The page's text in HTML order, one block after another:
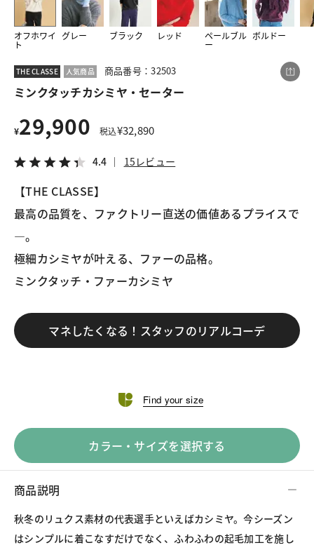
オフホワイ
ト
グレー ブラック レッド ペールブル
ー
ボルドー
THE CLASSE 人気商品 商品番号：32503
ミンクタッチカシミヤ・セーター
¥29,900 税込¥32,890
4.4 15レビュー
【THE CLASSE】
最高の品質を、ファクトリー直送の価値あるプライスで
―。
極細カシミヤが叶える、ファーの品格。
マネしたくなる！スタッフのリアルコーデ
Find your size
カラー・サイズを選択する
商品説明
秋冬のリュクス素材の代表選手といえばカシミヤ。今シーズン
はシンプルに着こなすだけでなく、ふわふわの起毛加工を施し
この商品をシェアする
ミンクタッチカシミヤ・セーター
¥29,900
4.4
LINE X メール